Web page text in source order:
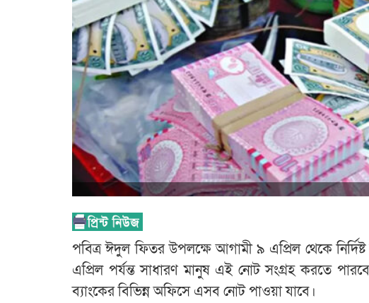
পবিত্র ঈদুল ফিতর উপলক্ষে আগামী ৯ এপ্রিল থেকে
এপ্রিল পর্যন্ত সাধারণ মানুষ এই নোট সংগ্রহ করতে
ব্যাংকের বিভিন্ন অফিসে এসব নোট পাওয়া যাবে।